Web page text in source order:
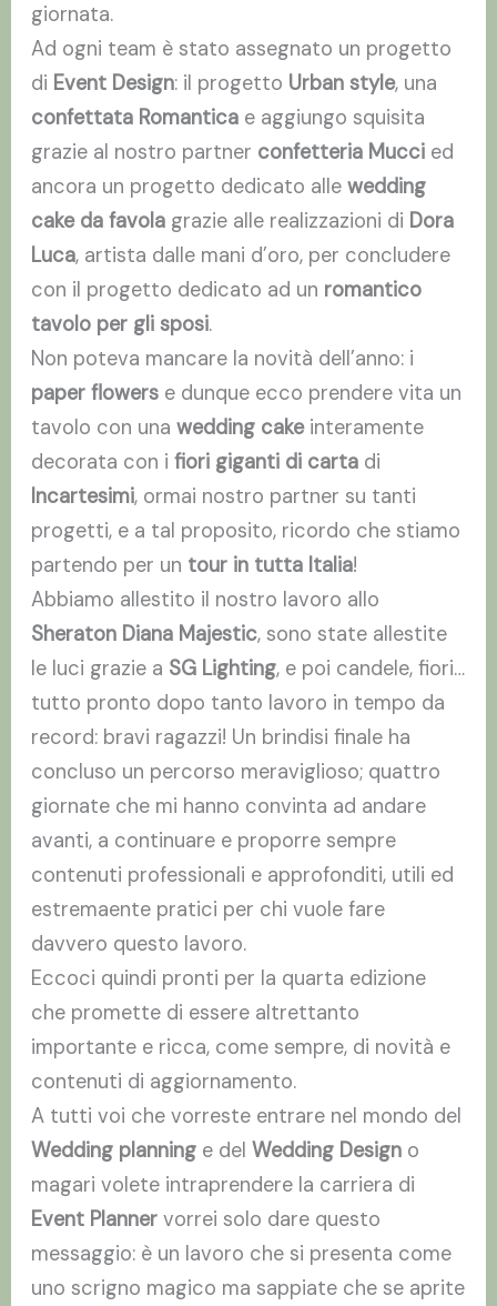
giornata.
Ad ogni team è stato assegnato un progetto
di Event Design: il progetto Urban style, una
confettata Romantica e aggiungo squisita
grazie al nostro partner confetteria Mucci ed
ancora un progetto dedicato alle wedding
cake da favola grazie alle realizzazioni di Dora
Luca, artista dalle mani d’oro, per concludere
con il progetto dedicato ad un romantico
tavolo per gli sposi.
Non poteva mancare la novità dell’anno: i
paper flowers e dunque ecco prendere vita un
tavolo con unawedding cakeinteramente
decorata con ifiori giganti di carta di
Incartesimi, ormai nostro partner su tanti
progetti, e a tal proposito, ricordo che stiamo
partendo per un tour in tutta Italia!
Abbiamo allestito il nostro lavoro allo
Sheraton Diana Majestic, sono state allestite
le luci grazie a SG Lighting, e poi candele, fiori…
tutto pronto dopo tanto lavoro in tempo da
record: bravi ragazzi! Un brindisi finale ha
concluso un percorso meraviglioso; quattro
giornate che mi hanno convinta ad andare
avanti, a continuare e proporre sempre
contenuti professionali e approfonditi, utili ed
estremaente pratici per chi vuole fare
davvero questo lavoro.
Eccoci quindi pronti per la quarta edizione
che promette di essere altrettanto
importante e ricca, come sempre, di novità e
contenuti di aggiornamento.
A tutti voi che vorreste entrare nel mondo del
Wedding planning e delWedding Design o
magari volete intraprendere la carriera di
Event Planner vorrei solo dare questo
messaggio: è un lavoro che si presenta come
uno scrigno magico ma sappiate che se aprite